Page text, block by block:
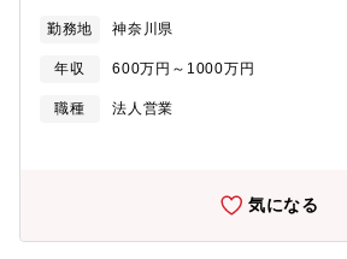
を展開しています。【ビジネスモデル】1.
療機器メーカーと連携し、医療現場の課題
のAIベンダーと交渉してAI製品を調達し、
じて医療機関にSaaSサービスとして販売
て企画立案からセールス、デリバリーまで
い、最適な提案を実施。・受注後の納期・
の対応。・立会試験の実施や試運転テクニ
配を行い、プロジェクトを遂行。・海外輸
から受注・生産・出荷・船積み手配までの
産調整、搬入計画立案などの業務を進める
の間に立ち、双方の要求を正しく把握しな
道筋を作っていただきます。・見積～受注
度のスパンで営業活動を行います。・営業
勤務地 神奈川県
年収 600万円～1000万円
職種
法人営業
気になる